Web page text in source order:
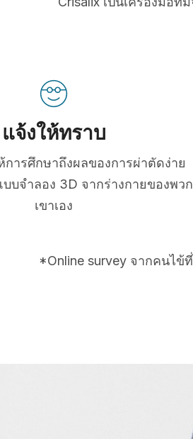
แจ้งให้ทราบ
การศึกษาถึงผลของการผ่าตัดง่าย
บจำลอง 3D จากร่างกายของพวก
เขาเอง
*Online survey จากคนไข้